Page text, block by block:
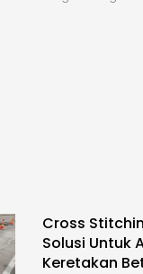
Cross
Solusi Untuk
Keretakan